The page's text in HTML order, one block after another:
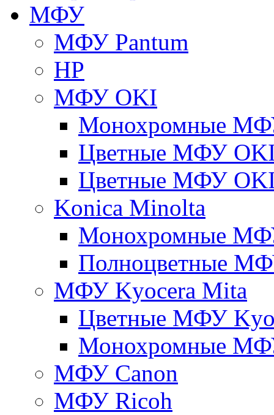
МФУ
МФУ Pantum
HP
МФУ OKI
Монохромные
Цветные МФУ
Цветные МФУ
Konica Minolta
Монохромные
Полноцветные
МФУ Kyocera Mita
Цветные МФУ
Монохромные
МФУ Canon
МФУ Ricoh